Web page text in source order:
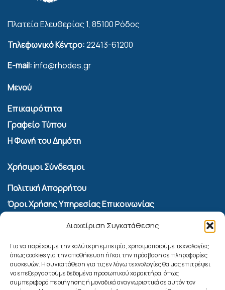
Διαχείριση Συγκατάθεσης
Για να παρέχουμε την καλύτερη εμπειρία, χρησιμοποιούμε τεχνολογίες
όπως cookies για την αποθήκευση ή/και την πρόσβαση σε πληροφορίες
συσκευών. Η συγκατάθεση για τις εν λόγω τεχνολογίες θα μας επιτρέψει
να επεξεργαστούμε δεδομένα προσωπικού χαρακτήρα, όπως
συμπεριφορά περιήγησης ή μοναδικά αναγνωριστικά σε αυτόν τον
Πλατεία Ελευθερίας 1, 85100 Ρόδος
Τηλεφωνικό Κέντρο:22413-61200
E-mail:info@rhodes.gr
Μενού
Επικαιρότητα
Γραφείο Τύπου
Η Φωνή του Δημότη
Χρήσιμοι Σύνδεσμοι
Πολιτική Απορρήτου
Όροι Χρήσης Υπηρεσίας Επικοινωνίας
Πολιτική Cookies (ΕΕ)
Αναζήτηση